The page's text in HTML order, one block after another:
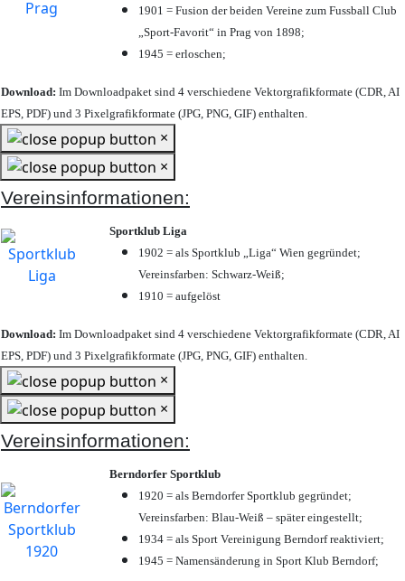
1901 = Fusion der beiden Vereine zum Fussball Club
„Sport-Favorit“ in Prag von 1898;
1945 = erloschen;
Download: Im Downloadpaket sind 4 verschiedene Vektorgrafikformate (CDR, AI
EPS, PDF) und 3 Pixelgrafikformate (JPG, PNG, GIF) enthalten.
×
×
Vereinsinformationen:
Sportklub Liga
1902 = als Sportklub „Liga“ Wien gegründet;
Vereinsfarben: Schwarz-Weiß;
1910 = aufgelöst
Download: Im Downloadpaket sind 4 verschiedene Vektorgrafikformate (CDR, AI
EPS, PDF) und 3 Pixelgrafikformate (JPG, PNG, GIF) enthalten.
×
×
Vereinsinformationen:
Berndorfer Sportklub
1920 = als Berndorfer Sportklub gegründet;
Vereinsfarben: Blau-Weiß – später eingestellt;
1934 = als Sport Vereinigung Berndorf reaktiviert;
1945 = Namensänderung in Sport Klub Berndorf;